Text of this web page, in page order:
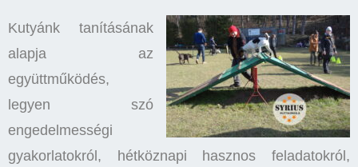
Kutyánk tanításának
alapja az
együttműködés,
legyen szó
engedelmességi
gyakorlatokról, hétköznapi hasznos feladatokról,